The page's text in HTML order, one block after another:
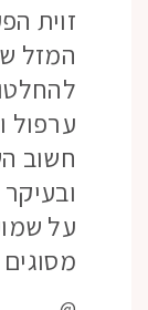
זוית
המזל
ערפול
חשוב
על